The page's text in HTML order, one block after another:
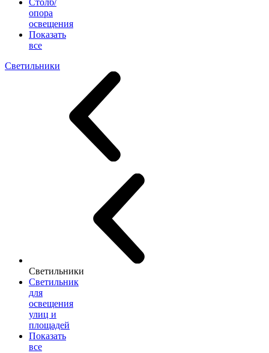
Столб/
опора
освещения
Показать
все
Светильники
Светильники
Светильник
для
освещения
улиц и
площадей
Показать
все